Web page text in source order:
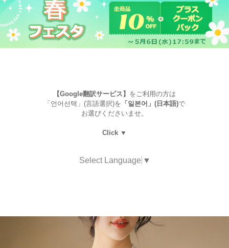
【Google翻訳サービス】 をご利用の方は
「언어선택」(言語選択)を 「일본어」(日本語)で
お選びくださいませ。
Click ▼
Select Language ▼